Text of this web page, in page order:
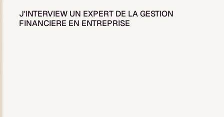
J'INTERVIEW UN EXPERT DE LA GESTION
FINANCIERE EN ENTREPRISE